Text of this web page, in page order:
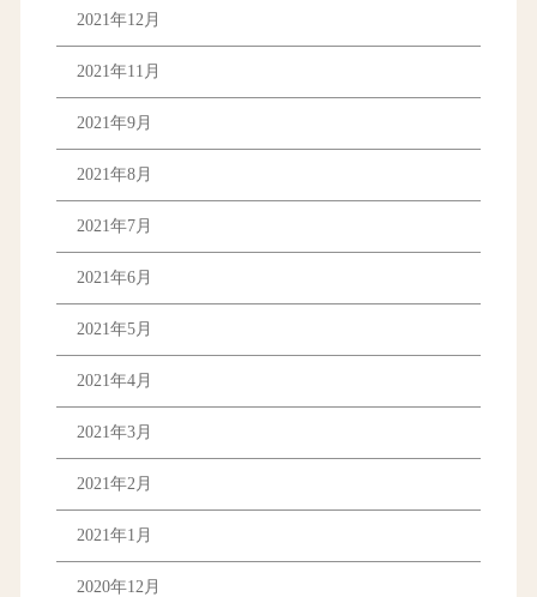
2021年12月
2021年11月
2021年9月
2021年8月
2021年7月
2021年6月
2021年5月
2021年4月
2021年3月
2021年2月
2021年1月
2020年12月